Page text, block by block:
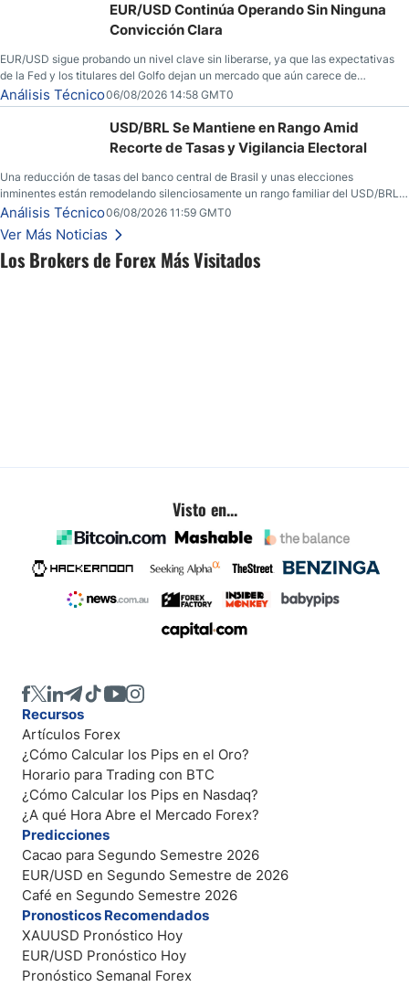
Los Brokers de Forex Más Visitados
EUR/USD Continúa Operando Sin Ninguna
Convicción Clara
EUR/USD sigue probando un nivel clave sin liberarse, ya que las expectativas
de la Fed y los titulares del Golfo dejan un mercado que aún carece de
convicción real.
Análisis Técnico06/08/2026 14:58 GMT0
USD/BRL Se Mantiene en Rango Amid
Recorte de Tasas y Vigilancia Electoral
Una reducción de tasas del banco central de Brasil y unas elecciones
inminentes están remodelando silenciosamente un rango familiar del USD/BRL.
Una reducción de tasas por parte del banco central de Brasil y unas elecciones
inminentes están remodelando silenciosamente un rango familiar del USD/BRL.
Esto es lo que los traders están observando a continuación.
Análisis Técnico06/08/2026 11:59 GMT0
Ver Más Noticias
Visto en...
Recursos
Artículos Forex
¿Cómo Calcular los Pips en el Oro?
Horario para Trading con BTC
¿Cómo Calcular los Pips en Nasdaq?
¿A qué Hora Abre el Mercado Forex?
Predicciones
Cacao para Segundo Semestre 2026
EUR/USD en Segundo Semestre de 2026
Café en Segundo Semestre 2026
Pronosticos Recomendados
XAUUSD Pronóstico Hoy
EUR/USD Pronóstico Hoy
Pronóstico Semanal Forex